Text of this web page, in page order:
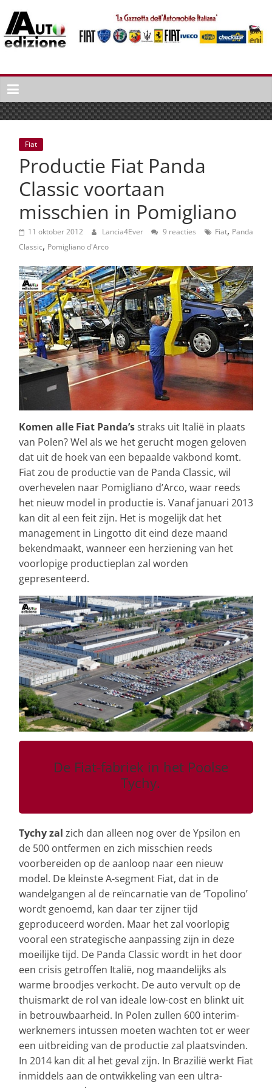
naar
inhoud
Auto
Edizione
La
Gazetta
dell'Automobile
Italiana
Italiaans
autonieuws
lifestyle
Fiat
Productie Fiat Panda
Classic voortaan
misschien in Pomigliano
11 oktober 2012 Lancia4Ever 9 reacties Fiat, Panda
Classic, Pomigliano d'Arco
Komen alle Fiat Panda’sstraks uit Italië in plaats
van Polen? Wel als we het gerucht mogen geloven
dat uit de hoek van een bepaalde vakbond komt.
Fiat zou de productie van de Panda Classic, wil
overhevelen naar Pomigliano d’Arco, waar reeds
het nieuw model in productie is. Vanaf januari 2013
kan dit al een feit zijn. Het is mogelijk dat het
management in Lingotto dit eind deze maand
bekendmaakt, wanneer een herziening van het
voorlopige productieplan zal worden
gepresenteerd.
De Fiat-fabriek in het Poolse
Tychy.
Tychy zal zich dan alleen nog over de Ypsilon en
de 500 ontfermen en zich misschien reeds
voorbereiden op de aanloop naar een nieuw
model. De kleinste A-segment Fiat, dat in de
wandelgangen al de reïncarnatie van de ‘Topolino’
wordt genoemd, kan daar ter zijner tijd
geproduceerd worden. Maar het zal voorlopig
vooral een strategische aanpassing zijn in deze
moeilijke tijd. De Panda Classic wordt in het door
een crisis getroffen Italië, nog maandelijks als
warme broodjes verkocht. De auto vervult op de
thuismarkt de rol van ideale low-cost en blinkt uit
in betrouwbaarheid. In Polen zullen 600 interim-
werknemers intussen moeten wachten tot er weer
een uitbreiding van de productie zal plaatsvinden.
In 2014 kan dit al het geval zijn. In Brazilië werkt Fiat
inmiddels aan de ontwikkeling van een ultra-